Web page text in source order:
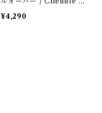
G Pattern Knit Pullove
r (残りわずか)
¥4,290